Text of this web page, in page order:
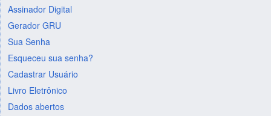
Assinador Digital
Gerador GRU
Sua Senha
Esqueceu sua senha?
Cadastrar Usuário
Livro Eletrônico
Dados abertos